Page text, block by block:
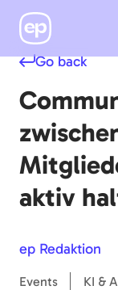
Go back
aktiv
ep Redaktion
Events KI &